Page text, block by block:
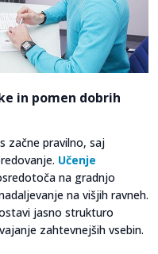
in pomen dobrih
začne pravilno, saj
Učenje
na gradnjo
na višjih ravneh.
jasno strukturo
zahtevnejših vsebin.